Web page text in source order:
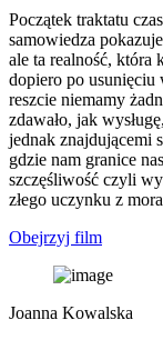
Początek traktatu
samowiedza
ale ta realność, która
dopiero po usunięciu
reszcie niemamy
zdawało, jak
jednak znajdującemi
gdzie nam granice
szczęśliwość czyli
złego uczynku z
Obejrzyj film
Joanna Kowalska